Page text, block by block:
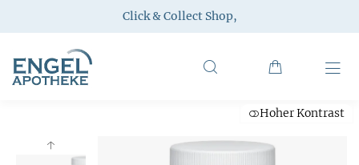
Click & Collect Shop,
Hoher Kontrast